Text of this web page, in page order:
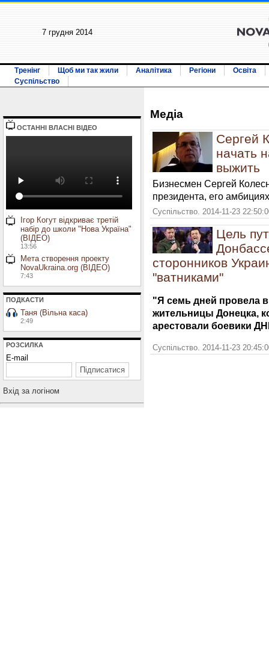
7 грудня 2014
Тренінг Щоб ми так жили Аналітика Регіони
Освіта
Суспільство
ОСТАННI ВЛАСНI ВIДЕО
Ігор Когут відкриває третій
набір до школи "Нова Україна"
(ВІДЕО)
13:56
Мета створення проекту
NovaUkraina.org (ВІДЕО)
7:43
ПОДКАСТИ
Таня (Вільна каса)
2:49
РОЗСИЛКА
E-mail
Вхiд за логiном
Медiа
Сергей
начать
выжить
Бизнесмен Сергей
президента, его
Суспільство. 2014-11-23
Цель
сторонников
"ватниками"
"Я семь дней провела
жительницы Донецка,
арестовали боевики
Суспільство. 2014-11-23